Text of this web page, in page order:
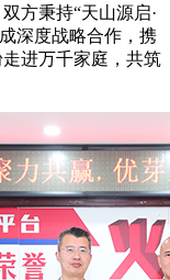
方秉持“天山源启·
深度战略合作，携
进万千家庭，共筑